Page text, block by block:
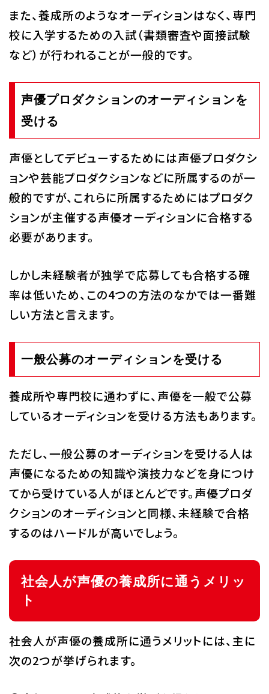
また、養成所のようなオーディションはなく、専門
校に入学するための入試（書類審査や面接試験
など）が行われることが一般的です。
声優プロダクションのオーディションを
受ける
声優としてデビューするためには声優プロダクシ
ョンや芸能プロダクションなどに所属するのが一
般的ですが、これらに所属するためにはプロダク
ションが主催する声優オーディションに合格する
必要があります。
しかし未経験者が独学で応募しても合格する確
率は低いため、この4つの方法のなかでは一番難
しい方法と言えます。
一般公募のオーディションを受ける
養成所や専門校に通わずに、声優を一般で公募
しているオーディションを受ける方法もあります。
ただし、一般公募のオーディションを受ける人は
声優になるための知識や演技力などを身につけ
てから受けている人がほとんどです。声優プロダ
クションのオーディションと同様、未経験で合格
するのはハードルが高いでしょう。
社会人が声優の養成所に通うメリッ
ト
社会人が声優の養成所に通うメリットには、主に
次の2つが挙げられます。